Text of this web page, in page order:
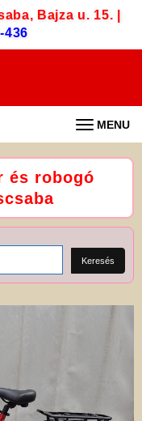
Bajza u. 15. |
436
MENU
és robogó
Keresés